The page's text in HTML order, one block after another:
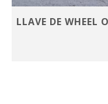
LLAVE DE